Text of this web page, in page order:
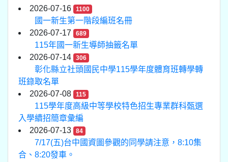
2026-07-16 1100
國一新生第一階段編班名冊
2026-07-17
689
115年國一新生導師抽籤名單
2026-07-14
306
彰化縣立社頭國民中學115學年度體育班轉學轉
班錄取名單
2026-07-08
115
115學年度高級中等學校特色招生專業群科甄選
入學續招簡章彙編
2026-07-13
84
7/17(五)台中國資圖參觀的同學請注意，8:10集
合、8:20發車。